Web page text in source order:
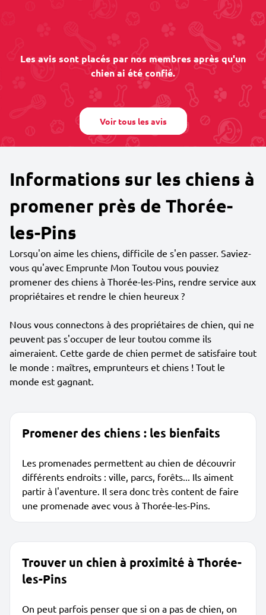
Les avis sont placés par nos membres après qu'un
chien ai été confié.
Voir tous les avis
Informations sur les chiens à
promener près de Thorée-
les-Pins
Lorsqu'on aime les chiens, difficile de s'en passer. Saviez-
vous qu'avec Emprunte Mon Toutou vous pouviez
promener des chiens à Thorée-les-Pins, rendre service aux
propriétaires et rendre le chien heureux ?
Nous vous connectons à des propriétaires de chien, qui ne
peuvent pas s'occuper de leur toutou comme ils
aimeraient. Cette garde de chien permet de satisfaire tout
le monde : maîtres, emprunteurs et chiens ! Tout le
monde est gagnant.
Promener des chiens : les bienfaits
Les promenades permettent au chien de découvrir
différents endroits : ville, parcs, forêts... Ils aiment
partir à l'aventure. Il sera donc très content de faire
une promenade avec vous à Thorée-les-Pins.
Trouver un chien à proximité à Thorée-
les-Pins
On peut parfois penser que si on a pas de chien, on